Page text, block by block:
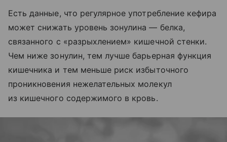
Есть данные, что регулярное употребление кефира
может снижать уровень зонулина — белка,
связанного с «разрыхлением» кишечной стенки.
Чем ниже зонулин, тем лучше барьерная функция
кишечника и тем меньше риск избыточного
проникновения нежелательных молекул
из кишечного содержимого в кровь.